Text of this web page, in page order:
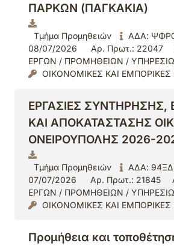
ΠΑΡΚΩΝ (ΠΑΓΚΑΚΙΑ)
Τμήμα Προμηθειών
ΑΔΑ:
08/07/2026
Αρ. Πρωτ.: 22047
ΕΡΓΩΝ / ΠΡΟΜΗΘΕΙΩΝ /
ΟΙΚΟΝΟΜΙΚΕΣ ΚΑΙ
ΕΡΓΑΣΙΕΣ ΣΥΝΤΗΡΗΣΗΣ,
ΚΑΙ ΑΠΟΚΑΤΑΣΤΑΣΗΣ
ΟΝΕΙΡΟΥΠΟΛΗΣ 2026-
Τμήμα Προμηθειών
ΑΔΑ:
07/07/2026
Αρ. Πρωτ.: 21845
ΕΡΓΩΝ / ΠΡΟΜΗΘΕΙΩΝ /
ΟΙΚΟΝΟΜΙΚΕΣ ΚΑΙ
Προμήθεια και